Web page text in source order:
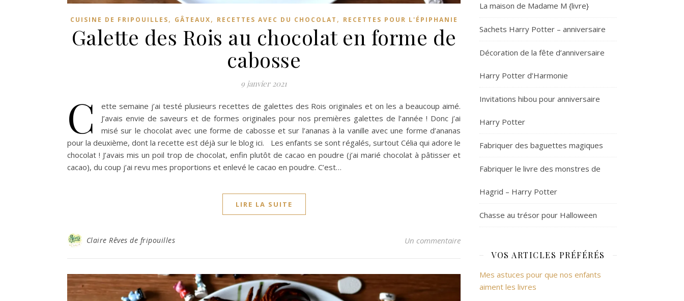
CUISINE DE FRIPOUILLES, GÂTEAUX, RECETTES AVEC DU CHOCOLAT , RECETTES POUR L'ÉPIPHANIE
Galette des Rois au chocolat en forme de
cabosse
9 janvier 2021
C
ette semaine j’ai testé plusieurs recettes de galettes des Rois originales et on les a beaucoup aimé.
J’avais envie de saveurs et de formes originales pour nos premières galettes de l’année ! Donc j’ai
misé sur le chocolat avec une forme de cabosse et sur l’ananas à la vanille avec une forme d’ananas
pour la deuxième, dont la recette est déjà sur le blog ici. Les enfants se sont régalés, surtout Célia qui adore le
chocolat ! J’avais mis un poil trop de chocolat, enfin plutôt de cacao en poudre (j’ai marié chocolat à pâtisser et
cacao), du coup j’ai revu mes proportions et enlevé le cacao en poudre. C’est…
LIRE LA SUITE
Claire Rêves de fripouilles Un commentaire
La maison de Madame M {livre}
Sachets Harry Potter – anniversaire
Décoration de la fête d’anniversaire
Harry Potter d’Harmonie
Invitations hibou pour anniversaire
Harry Potter
Fabriquer des baguettes magiques
Fabriquer le livre des monstres de
Hagrid – Harry Potter
Chasse au trésor pour Halloween
VOS ARTICLES PRÉFÉRÉS
Mes astuces pour que nos enfants
aiment les livres